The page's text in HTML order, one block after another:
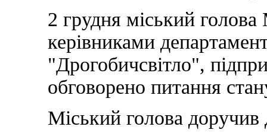
2 грудня міський
керівниками
"Дрогобичсвітло",
обговорено питання
Міський голова доручив